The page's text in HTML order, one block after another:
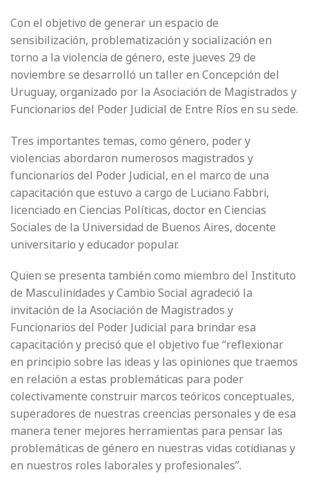
Con el objetivo de generar un espacio de
sensibilización, problematización y socialización en
torno a la violencia de género, este jueves 29 de
noviembre se desarrolló un taller en Concepción del
Uruguay, organizado por la Asociación de Magistrados y
Funcionarios del Poder Judicial de Entre Ríos en su sede.
Tres importantes temas, como género, poder y
violencias abordaron numerosos magistrados y
funcionarios del Poder Judicial, en el marco de una
capacitación que estuvo a cargo de Luciano Fabbri,
licenciado en Ciencias Políticas, doctor en Ciencias
Sociales de la Universidad de Buenos Aires, docente
universitario y educador popular.
Quien se presenta también como miembro del Instituto
de Masculinidades y Cambio Social agradeció la
invitación de la Asociación de Magistrados y
Funcionarios del Poder Judicial para brindar esa
capacitación y precisó que el objetivo fue “reflexionar
en principio sobre las ideas y las opiniones que traemos
en relación a estas problemáticas para poder
colectivamente construir marcos teóricos conceptuales,
superadores de nuestras creencias personales y de esa
manera tener mejores herramientas para pensar las
problemáticas de género en nuestras vidas cotidianas y
en nuestros roles laborales y profesionales”.